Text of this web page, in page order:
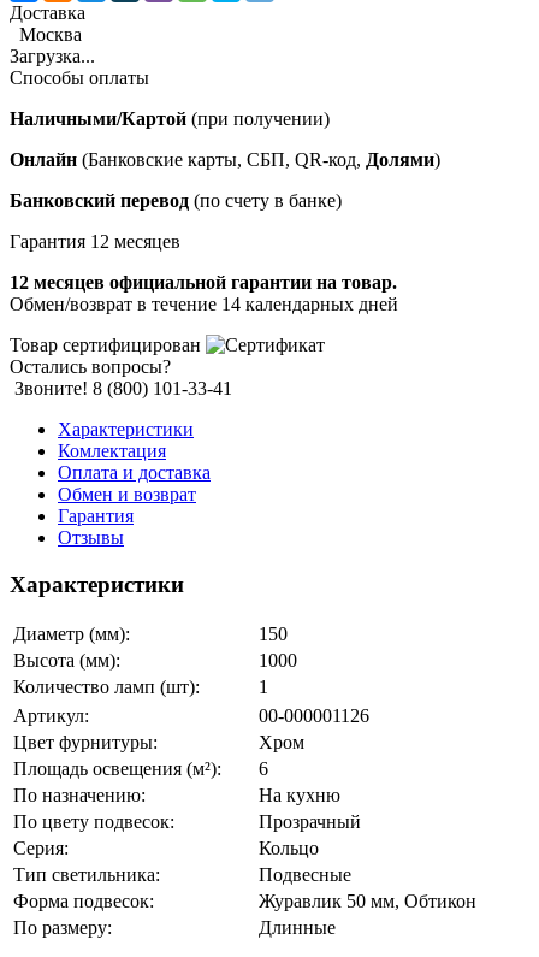
Доставка
Москва
Загрузка...
Способы оплаты
Наличными/Картой (при получении)
Онлайн (Банковские карты, СБП, QR-код, Долями)
Банковский перевод (по счету в банке)
Гарантия 12 месяцев
12 месяцев официальной гарантии на товар.
Обмен/возврат в течение 14 календарных дней
Товар сертифицирован
Остались вопросы?
Звоните! 8 (800) 101-33-41
Характеристики
Комлектация
Оплата и доставка
Обмен и возврат
Гарантия
Отзывы
Характеристики
Диаметр (мм):
150
Высота (мм):
1000
Количество ламп (шт):
1
Артикул:
00-000001126
Цвет фурнитуры:
Хром
Площадь освещения (м²):
6
По назначению:
На кухню
По цвету подвесок:
Прозрачный
Серия:
Кольцо
Тип светильника:
Подвесные
Форма подвесок:
Журавлик 50 мм, Обтикон
По размеру:
Длинные